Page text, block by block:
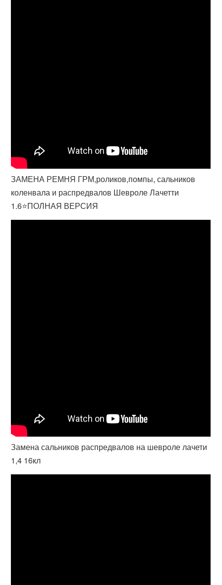
ЗАМЕНА РЕМНЯ ГРМ,роликов,помпы, сальников
коленвала и распредвалов Шевроле Лачетти
1.6⭐ПОЛНАЯ ВЕРСИЯ
Замена сальников распредвалов на шевроле лачети
1,4 16кл